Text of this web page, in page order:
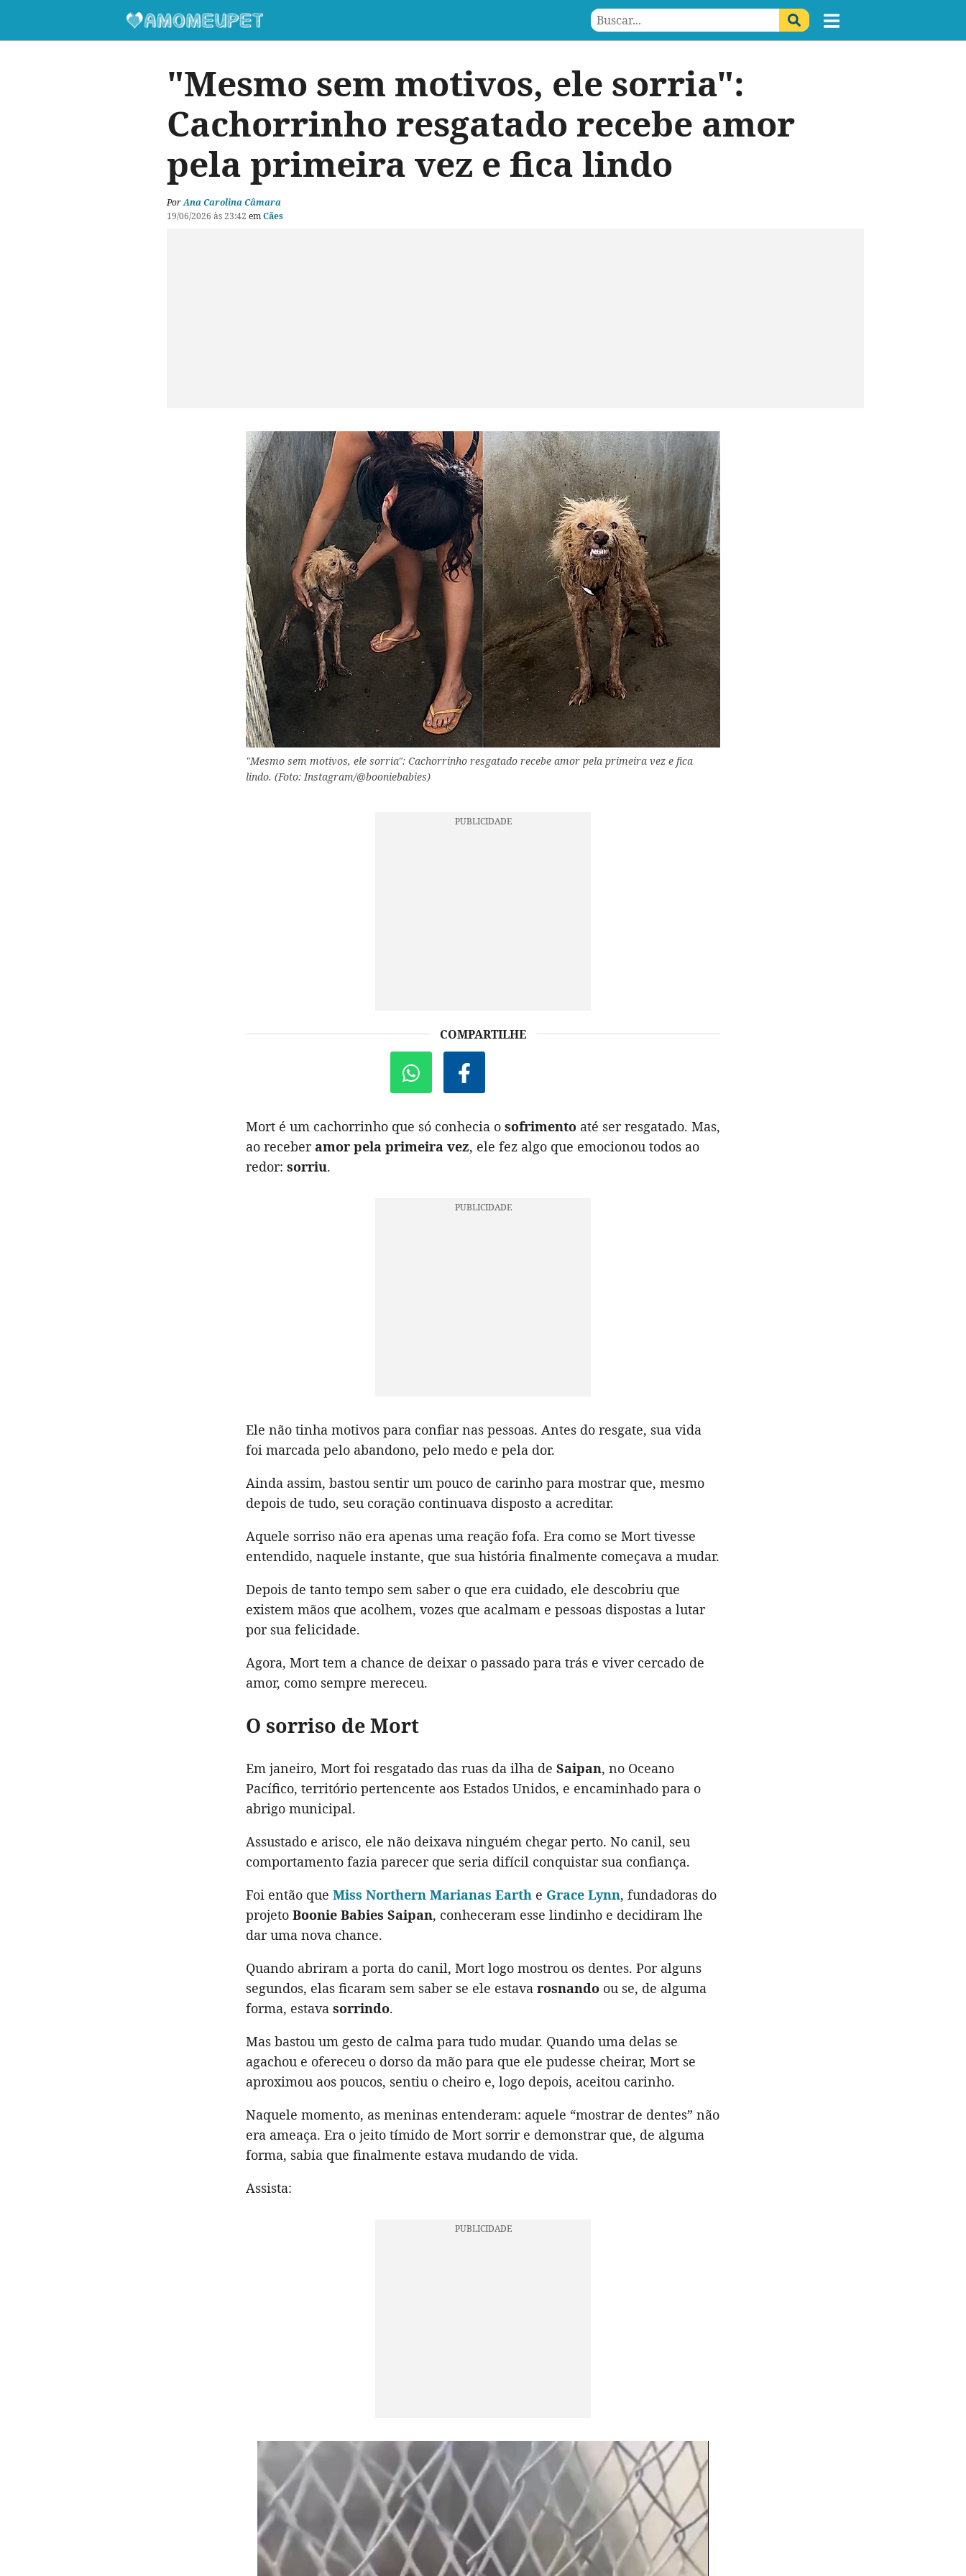
"Mesmo sem motivos, ele sorria":
Cachorrinho resgatado recebe amor
pela primeira vez e fica lindo
PorAna Carolina Câmara
19/06/2026 às 23:42 emCães
"Mesmo sem motivos, ele sorria": Cachorrinho resgatado recebe amor pela primeira vez e fica
lindo. (Foto: Instagram/@booniebabies)
COMPARTILHE
Mort é um cachorrinho que só conhecia o sofrimento até ser resgatado. Mas,
ao receberamor pela primeira vez, ele fez algo que emocionou todos ao
redor: sorriu.
Ele não tinha motivos para confiar nas pessoas. Antes do resgate, sua vida
foi marcada pelo abandono, pelo medo e pela dor.
Ainda assim, bastou sentir um pouco de carinho para mostrar que, mesmo
depois de tudo, seu coração continuava disposto a acreditar.
Aquele sorriso não era apenas uma reação fofa. Era como se Mort tivesse
entendido, naquele instante, que sua história finalmente começava a mudar.
Depois de tanto tempo sem saber o que era cuidado, ele descobriu que
existem mãos que acolhem, vozes que acalmam e pessoas dispostas a lutar
por sua felicidade.
Agora, Mort tem a chance de deixar o passado para trás e viver cercado de
amor, como sempre mereceu.
O sorriso de Mort
Em janeiro, Mort foi resgatado das ruas da ilha de Saipan, no Oceano
Pacífico, território pertencente aos Estados Unidos, e encaminhado para o
abrigo municipal.
Assustado e arisco, ele não deixava ninguém chegar perto. No canil, seu
comportamento fazia parecer que seria difícil conquistar sua confiança.
Foi então que Miss Northern Marianas Earth e Grace Lynn, fundadoras do
projeto Boonie Babies Saipan, conheceram esse lindinho e decidiram lhe
dar uma nova chance.
Quando abriram a porta do canil, Mort logo mostrou os dentes. Por alguns
segundos, elas ficaram sem saber se ele estava rosnando ou se, de alguma
forma, estava sorrindo.
Mas bastou um gesto de calma para tudo mudar. Quando uma delas se
agachou e ofereceu o dorso da mão para que ele pudesse cheirar, Mort se
aproximou aos poucos, sentiu o cheiro e, logo depois, aceitou carinho.
Naquele momento, as meninas entenderam: aquele “mostrar de dentes” não
era ameaça. Era o jeito tímido de Mort sorrir e demonstrar que, de alguma
forma, sabia que finalmente estava mudando de vida.
Assista: